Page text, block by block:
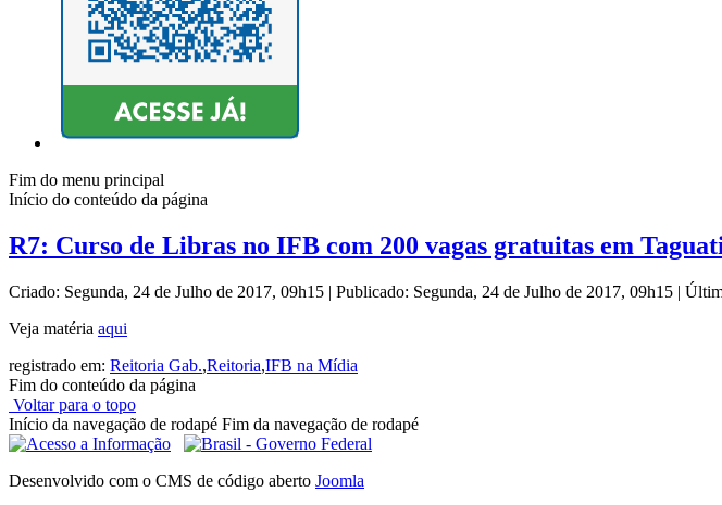
Fim do menu principal
Início do conteúdo da página
R7: Curso de Libras no IFB com 200 vagas gratuitas em
Criado: Segunda, 24 de Julho de 2017, 09h15 | Publicado: Segunda, 24 de Julho de 2017, 09h15 |
Veja matéria aqui
registrado em: Reitoria Gab.,Reitoria,IFB na Mídia
Fim do conteúdo da página
Voltar para o topo
Início da navegação de rodapé Fim da navegação de rodapé
Desenvolvido com o CMS de código aberto Joomla